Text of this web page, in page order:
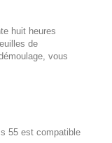
huit heures
de
vous
55 est compatible